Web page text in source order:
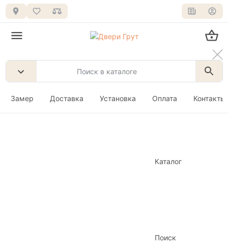
Замер Доставка Установка Оплата Контакты
Каталог
Поиск